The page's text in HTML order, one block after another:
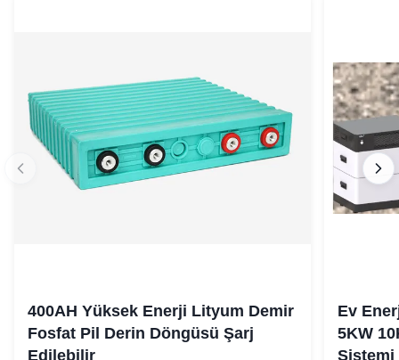
400AH Yüksek Enerji Lityum Demir
Fosfat Pil Derin Döngüsü Şarj
Edilebilir
Ev
5KW
Sistemi